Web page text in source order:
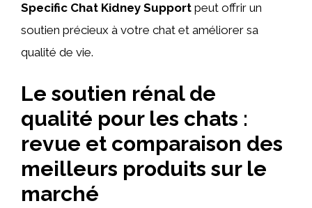
Specific Chat Kidney Support peut offrir un
soutien précieux à votre chat et améliorer sa
qualité de vie.
Le soutien rénal de
qualité pour les chats :
revue et comparaison des
meilleurs produits sur le
marché